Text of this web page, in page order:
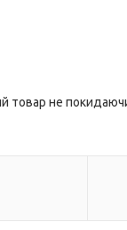
товар не